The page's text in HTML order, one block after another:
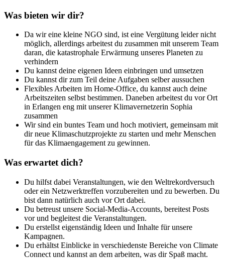
Was bieten wir dir?
Da wir eine kleine NGO sind, ist eine Vergütung leider nicht
möglich, allerdings arbeitest du zusammen mit unserem Team
daran, die katastrophale Erwärmung unseres Planeten zu
verhindern
Du kannst deine eigenen Ideen einbringen und umsetzen
Du kannst dir zum Teil deine Aufgaben selber aussuchen
Flexibles Arbeiten im Home-Office, du kannst auch deine
Arbeitszeiten selbst bestimmen. Daneben arbeitest du vor Ort
in Erlangen eng mit unserer Klimavernetzerin Sophia
zusammen
Wir sind ein buntes Team und hoch motiviert, gemeinsam mit
dir neue Klimaschutzprojekte zu starten und mehr Menschen
für das Klimaengagement zu gewinnen.
Was erwartet dich?
Du hilfst dabei Veranstaltungen, wie den Weltrekordversuch
oder ein Netzwerktreffen vorzubereiten und zu bewerben. Du
bist dann natürlich auch vor Ort dabei.
Du betreust unsere Social-Media-Accounts, bereitest Posts
vor und begleitest die Veranstaltungen.
Du erstellst eigenständig Ideen und Inhalte für unsere
Kampagnen.
Du erhältst Einblicke in verschiedenste Bereiche von Climate
Connect und kannst an dem arbeiten, was dir Spaß macht.